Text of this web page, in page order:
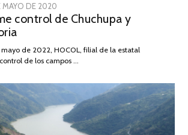
MAYO DE 2020
DE
2026
control de Chuchupa y
de 2022, HOCOL, filial de la estatal
de los campos …